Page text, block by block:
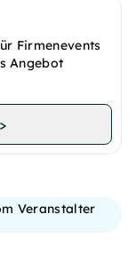
Firmenevents
Angebot
>
Veranstalter